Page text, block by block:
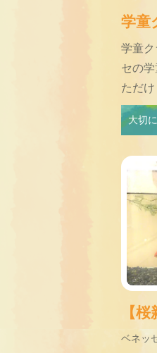
学童
学童
セの
ただ
大切
【
ベネッ